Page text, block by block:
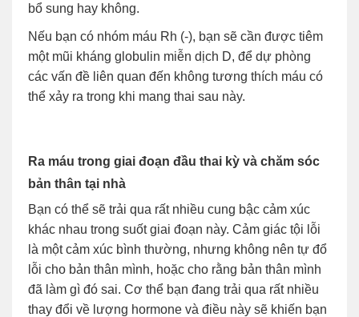
bổ sung hay không.
Nếu bạn có nhóm máu Rh (-), bạn sẽ cần được tiêm
một mũi kháng globulin miễn dịch D, để dự phòng
các vấn đề liên quan đến không tương thích máu có
thể xảy ra trong khi mang thai sau này.
Ra máu trong giai đoạn đầu thai kỳ và chăm sóc
bản thân tại nhà
Bạn có thể sẽ trải qua rất nhiều cung bậc cảm xúc
khác nhau trong suốt giai đoạn này. Cảm giác tội lỗi
là một cảm xúc bình thường, nhưng không nên tự đổ
lỗi cho bản thân mình, hoặc cho rằng bản thân mình
đã làm gì đó sai. Cơ thể bạn đang trải qua rất nhiều
thay đổi về lượng hormone và điều này sẽ khiến bạn